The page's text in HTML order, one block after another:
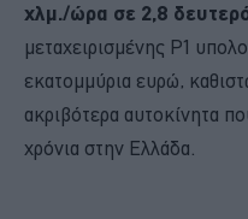
χλμ./ώρα σε 2,8
μεταχειρισμένης P1
εκατομμύρια ευρώ,
ακριβότερα αυτοκίνητα
χρόνια στην Ελλάδα.